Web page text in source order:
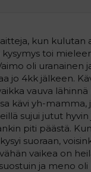
kun kulutan
kysymys toi
oli uranainen
jo 4kk jälkeen.
vauva
kävi yh-mamma,
sujui jutut
piti päästä.
suoraan,
vaikea on
ja meno oli